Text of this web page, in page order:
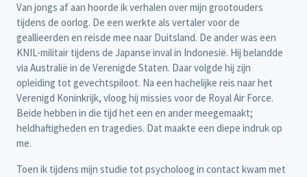
Van jongs af aan hoorde ik verhalen over mijn grootouders
tijdens de oorlog. De een werkte als vertaler voor de
geallieerden en reisde mee naar Duitsland. De ander was een
KNIL-militair tijdens de Japanse inval in Indonesië. Hij belandde
via Australië in de Verenigde Staten. Daar volgde hij zijn
opleiding tot gevechtspiloot. Na een hachelijke reis naar het
Verenigd Koninkrijk, vloog hij missies voor de Royal Air Force.
Beide hebben in die tijd het een en ander meegemaakt;
heldhaftigheden en tragedies. Dat maakte een diepe indruk op
me.
Toen ik tijdens mijn studie tot psycholoog in contact kwam met